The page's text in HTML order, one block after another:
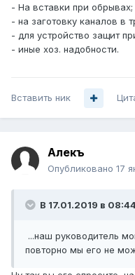
- На вставки при обрывах;
- на заготовку каналов в
- для устройство защит
- иные хоз. надобности.
Вставить ник
Алекъ
Опубликовано 17
В 17.01.2019 в
...наш руководитель
повторно мы его не